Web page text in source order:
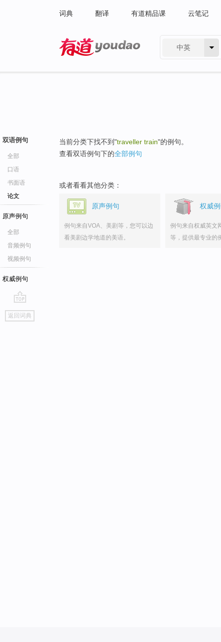
词典 翻译 有道精品课 云笔记
中英
双语例句
全部
口语
书面语
论文
原声例句
全部
音频例句
视频例句
权威例句
go
top
返回词典
当前分类下找不到"traveller train"的例句。
查看双语例句下的全部例句
或者看看其他分类：
原声例句
例句来自VOA、美剧等，您可以边
看美剧边学地道的美语。
权威
例句来自权威英文
等，提供最专业的